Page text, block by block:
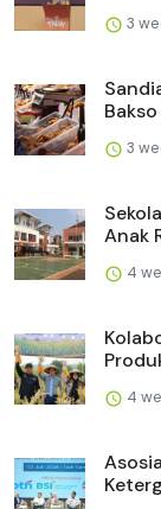
3
3
Anak
4
4